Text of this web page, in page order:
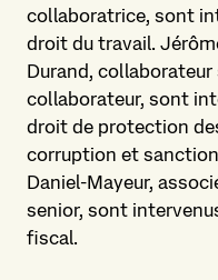
collaboratrice, sont
droit du travail.
Durand, collaborateur
collaborateur, sont
droit de protection
corruption et
Daniel-Mayeur,
senior, sont
fiscal.